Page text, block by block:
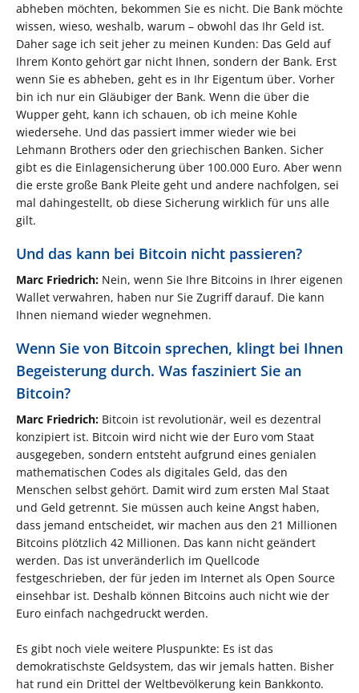
abheben möchten, bekommen Sie es nicht. Die Bank möchte
wissen, wieso, weshalb, warum – obwohl das Ihr Geld ist.
Daher sage ich seit jeher zu meinen Kunden: Das Geld auf
Ihrem Konto gehört gar nicht Ihnen, sondern der Bank. Erst
wenn Sie es abheben, geht es in Ihr Eigentum über. Vorher
bin ich nur ein Gläubiger der Bank. Wenn die über die
Wupper geht, kann ich schauen, ob ich meine Kohle
wiedersehe. Und das passiert immer wieder wie bei
Lehmann Brothers oder den griechischen Banken. Sicher
gibt es die Einlagensicherung über 100.000 Euro. Aber wenn
die erste große Bank Pleite geht und andere nachfolgen, sei
mal dahingestellt, ob diese Sicherung wirklich für uns alle
gilt.
Und das kann bei Bitcoin nicht passieren?
Marc Friedrich: Nein, wenn Sie Ihre Bitcoins in Ihrer eigenen
Wallet verwahren, haben nur Sie Zugriff darauf. Die kann
Ihnen niemand wieder wegnehmen.
Wenn Sie von Bitcoin sprechen, klingt bei Ihnen
Begeisterung durch. Was fasziniert Sie an
Bitcoin?
Marc Friedrich: Bitcoin ist revolutionär, weil es dezentral
konzipiert ist. Bitcoin wird nicht wie der Euro vom Staat
ausgegeben, sondern entsteht aufgrund eines genialen
mathematischen Codes als digitales Geld, das den
Menschen selbst gehört. Damit wird zum ersten Mal Staat
und Geld getrennt. Sie müssen auch keine Angst haben,
dass jemand entscheidet, wir machen aus den 21 Millionen
Bitcoins plötzlich 42 Millionen. Das kann nicht geändert
werden. Das ist unveränderlich im Quellcode
festgeschrieben, der für jeden im Internet als Open Source
einsehbar ist. Deshalb können Bitcoins auch nicht wie der
Euro einfach nachgedruckt werden.
Es gibt noch viele weitere Pluspunkte: Es ist das
demokratischste Geldsystem, das wir jemals hatten. Bisher
hat rund ein Drittel der Weltbevölkerung kein Bankkonto.